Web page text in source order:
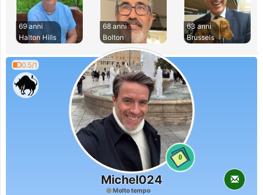
69 anni
Halton Hills
68 anni
Bolton
63 anni
Brussels
0.5/1
0
Michel024
Molto tempo